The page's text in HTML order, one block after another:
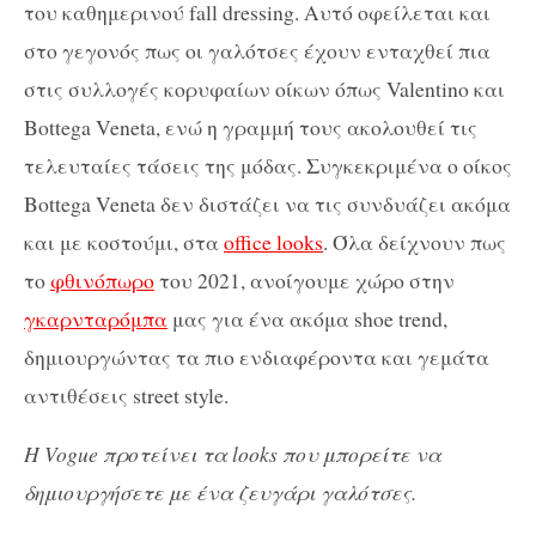
του καθημερινού fall dressing. Αυτό οφείλεται και
στο γεγονός πως οι γαλότσες έχουν ενταχθεί πια
στις συλλογές κορυφαίων οίκων όπως Valentino και
Bottega Veneta, ενώ η γραμμή τους ακολουθεί τις
τελευταίες τάσεις της μόδας. Συγκεκριμένα ο οίκος
Bottega Veneta δεν διστάζει να τις συνδυάζει ακόμα
και με κοστούμι, σταoffice looks. Όλα δείχνουν πως
τοφθινόπωροτου 2021, ανοίγουμε χώρο στην
γκαρνταρόμπα μας για ένα ακόμα shoe trend,
δημιουργώντας τα πιο ενδιαφέροντα και γεμάτα
αντιθέσεις street style.
H Vogue προτείνει τα looks που μπορείτε να
δημιουργήσετε με ένα ζευγάρι γαλότσες.